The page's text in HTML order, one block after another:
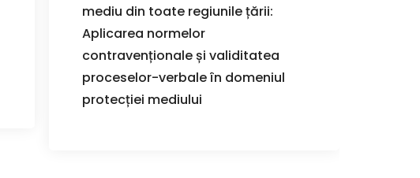
mediu din toate regiunile țării:
Aplicarea normelor
contravenționale și validitatea
proceselor-verbale în domeniul
protecției mediului